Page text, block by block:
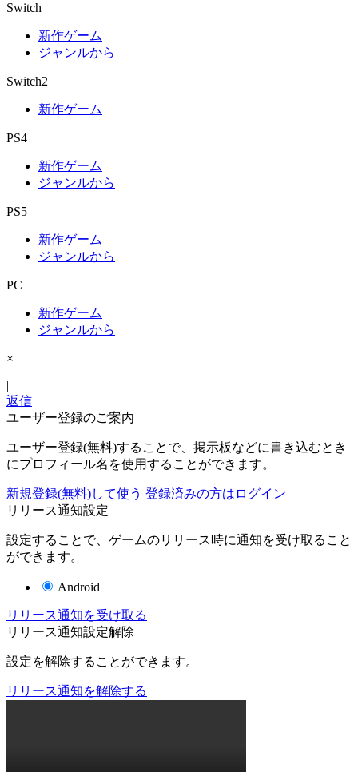
Switch
新作ゲーム
ジャンルから
Switch2
新作ゲーム
PS4
新作ゲーム
ジャンルから
PS5
新作ゲーム
ジャンルから
PC
新作ゲーム
ジャンルから
×
|
返信
ユーザー登録のご案内
ユーザー登録(無料)することで、掲示板などに書き込むとき
にプロフィール名を使用することができます。
新規登録(無料)して使う 登録済みの方はログイン
リリース通知設定
設定することで、ゲームのリリース時に通知を受け取ること
ができます。
Android
リリース通知を受け取る
リリース通知設定解除
設定を解除することができます。
リリース通知を解除する